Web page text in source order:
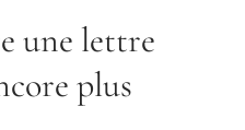
une lettre
plus